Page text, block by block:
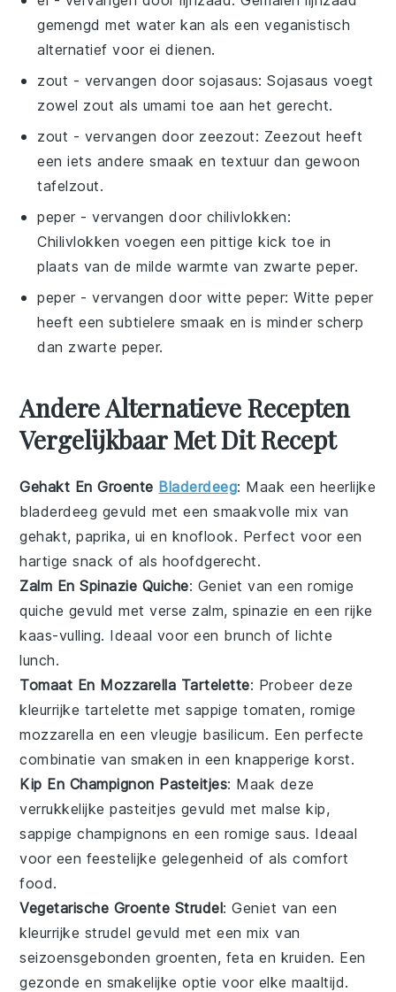
gemengd met water kan als een veganistisch
alternatief voor ei dienen.
zout - vervangen doorsojasaus: Sojasaus voegt
zowel zout als umami toe aan het gerecht.
zout - vervangen door zeezout: Zeezout heeft
een iets andere smaak en textuur dan gewoon
tafelzout.
peper - vervangen door chilivlokken:
Chilivlokken voegen een pittige kick toe in
plaats van de milde warmte van zwarte peper.
peper - vervangen door witte peper: Witte peper
heeft een subtielere smaak en is minder scherp
dan zwarte peper.
Andere Alternatieve Recepten
Vergelijkbaar Met Dit Recept
Gehakt En Groente Bladerdeeg: Maak een heerlijke
bladerdeeg gevuld met een smaakvolle mix van
gehakt,paprika, ui en knoflook. Perfect voor een
hartige snack of als hoofdgerecht.
Zalm En Spinazie Quiche: Geniet van een romige
quiche gevuld met verse zalm,spinazie en een rijke
kaas-vulling. Ideaal voor een brunch of lichte
lunch.
Tomaat En Mozzarella Tartelette: Probeer deze
kleurrijke tartelette met sappigetomaten, romige
mozzarella en een vleugje basilicum. Een perfecte
combinatie van smaken in een knapperige korst.
Kip En Champignon Pasteitjes: Maak deze
verrukkelijkepasteitjes gevuld met malsekip,
sappigechampignons en een romige saus. Ideaal
voor een feestelijke gelegenheid of als comfort
food.
Vegetarische Groente Strudel: Geniet van een
kleurrijke strudel gevuld met een mix van
seizoensgebonden groenten, feta en kruiden. Een
gezonde en smakelijke optie voor elke maaltijd.